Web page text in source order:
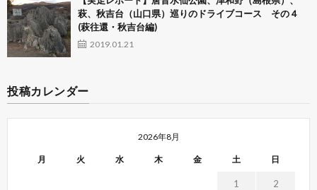
萩、秋吉台（山口県）巡りのドライブコース その４
(萩往還・秋吉台編)
2019.01.21
投稿カレンダー
2026年8月
月 火 水 木 金 土 日
1 2